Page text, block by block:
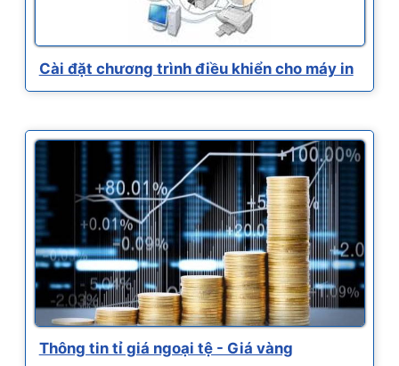
Cài đặt chương trình điều khiển cho máy in
Thông tin tỉ giá ngoại tệ - Giá vàng